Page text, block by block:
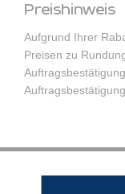
Preishinweis
Aufgrund Ihrer
Preisen zu